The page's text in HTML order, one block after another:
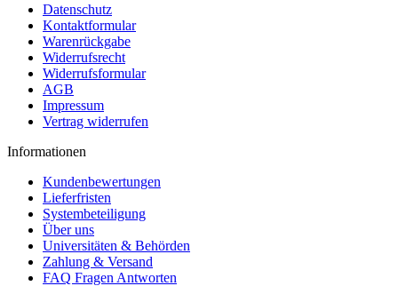
Datenschutz
Kontaktformular
Warenrückgabe
Widerrufsrecht
Widerrufsformular
AGB
Impressum
Vertrag widerrufen
Informationen
Kundenbewertungen
Lieferfristen
Systembeteiligung
Über uns
Universitäten & Behörden
Zahlung & Versand
FAQ Fragen Antworten